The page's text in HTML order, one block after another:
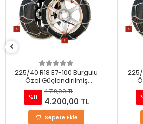
225/45 R18 E7-110 Burgulu
Özel Güçlendirilmiş
Takmatik Kar Zinciri
%11
4.719,00 TL
4.200,00 TL
Sepete Ekle